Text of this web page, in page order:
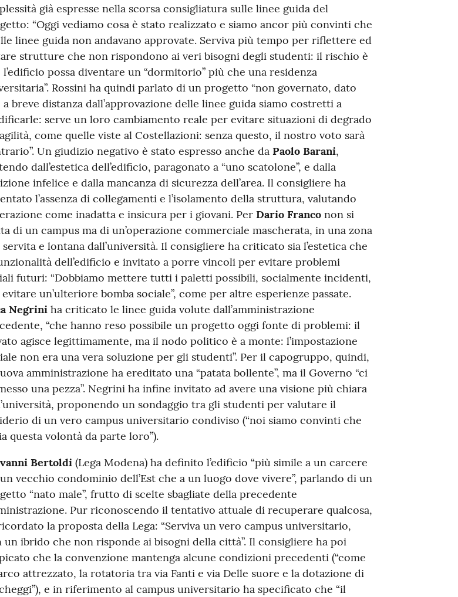
già espresse nella scorsa consigliatura sulle linee guida del
“Oggi vediamo cosa è stato realizzato e siamo ancor più convinti che
linee guida non andavano approvate. Serviva più tempo per riflettere ed
strutture che non rispondono ai veri bisogni degli studenti: il rischio è
l’edificio possa diventare un “dormitorio” più che una residenza
Rossini ha quindi parlato di un progetto “non governato, dato
a breve distanza dall’approvazione delle linee guida siamo costretti a
serve un loro cambiamento reale per evitare situazioni di degrado
come quelle viste al Costellazioni: senza questo, il nostro voto sarà
Un giudizio negativo è stato espresso anche da Paolo Barani,
dall’estetica dell’edificio, paragonato a “uno scatolone”, e dalla
infelice e dalla mancanza di sicurezza dell’area. Il consigliere ha
l’assenza di collegamenti e l’isolamento della struttura, valutando
come inadatta e insicura per i giovani. Per Dario Franconon si
di un campus ma di un’operazione commerciale mascherata, in una zona
servita e lontana dall’università. Il consigliere ha criticato sia l’estetica che
dell’edificio e invitato a porre vincoli per evitare problemi
futuri: “Dobbiamo mettere tutti i paletti possibili, socialmente incidenti,
un’ulteriore bomba sociale”, come per altre esperienze passate.
Negrini ha criticato le linee guida volute dall’amministrazione
“che hanno reso possibile un progetto oggi fonte di problemi: il
agisce legittimamente, ma il nodo politico è a monte: l’impostazione
non era una vera soluzione per gli studenti”. Per il capogruppo, quindi,
amministrazione ha ereditato una “patata bollente”, ma il Governo “ci
una pezza”. Negrini ha infine invitato ad avere una visione più chiara
proponendo un sondaggio tra gli studenti per valutare il
di un vero campus universitario condiviso (“noi siamo convinti che
questa volontà da parte loro”).
Bertoldi (Lega Modena) ha definito l’edificio “più simile a un carcere
vecchio condominio dell’Est che a un luogo dove vivere”, parlando di un
“nato male”, frutto di scelte sbagliate della precedente
Pur riconoscendo il tentativo attuale di recuperare qualcosa,
la proposta della Lega: “Serviva un vero campus universitario,
un ibrido che non risponde ai bisogni della città”. Il consigliere ha poi
che la convenzione mantenga alcune condizioni precedenti (“come
attrezzato, la rotatoria tra via Fanti e via Delle suore e la dotazione di
e in riferimento al campus universitario ha specificato che “il